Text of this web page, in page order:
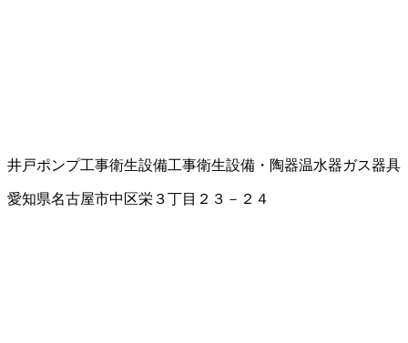
井戸ポンプ工事衛生設備工事衛生設備・陶器温水器ガス器具
愛知県名古屋市中区栄３丁目２３－２４